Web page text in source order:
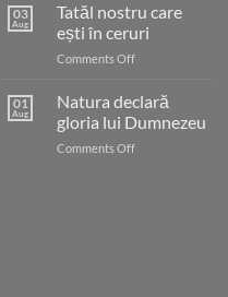
03
Aug
Tatăl nostru care
ești în ceruri
Comments Offon
nostru
care
ești
în
01
Aug
Natura declară
gloria lui Dumnezeu
Comments Offon